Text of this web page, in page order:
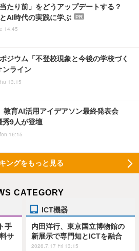
たり前」をどうアップデートする？
AI時代の実践に学ぶ
PR
14:45
ジウム「不登校現象と今後の学校づく
ンライン
13:15
育AI活用アイデアソン最終発表会
9人が登壇
16:15
ングをもっと見る
CATEGORY
手
サ
ICT機器
内田洋行、東京国立博物館の
新展示で専門知とICTを融合
2026.7.17 Fri 13:15